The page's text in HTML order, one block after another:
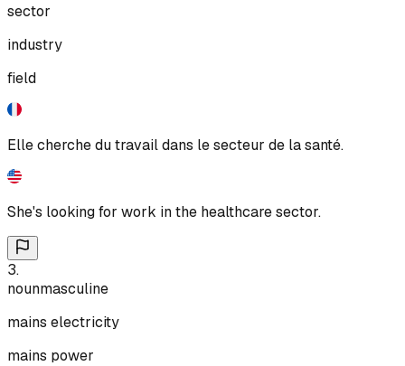
sector
industry
field
Elle cherche du travail dans le secteur de la santé.
She's looking for work in the healthcare sector.
3.
nounmasculine
mains electricity
mains power